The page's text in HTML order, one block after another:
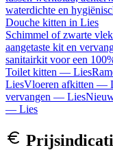
waterdichte en
Douche kitten in Lies
Schimmel of zwarte
aangetaste kit en
sanitairkit voor een
Toilet kitten — Lies
LiesVloeren afkitten —
vervangen — Lies
— Lies